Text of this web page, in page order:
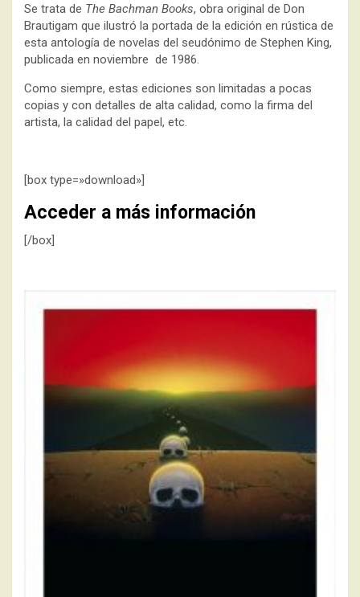
Se trata de The Bachman Books, obra original de Don
Brautigam que ilustró la portada de la edición en rústica de
esta antología de novelas del seudónimo de Stephen King,
publicada en noviembre de 1986.
Como siempre, estas ediciones son limitadas a pocas
copias y con detalles de alta calidad, como la firma del
artista, la calidad del papel, etc.
[box type=»download»]
Acceder a más información
[/box]